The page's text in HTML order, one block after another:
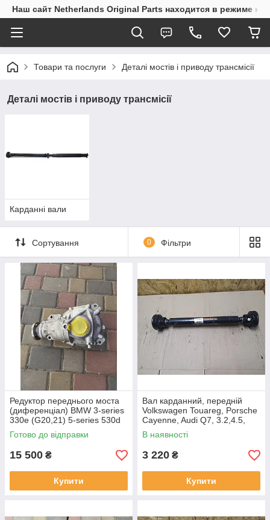
Наш сайт Netherlands Original Parts находится в режиме
Товари та послуги Деталі мостів і приводу трансмісії
Деталі мостів і приводу трансмісії
Карданні вали
Сортування 0 Фільтри
Редуктор переднього моста
(диференціал) BMW 3-series
330e (G20,21) 5-series 530d
(G30,31,38), 31517647386,
885470204, 2411040186
Готово до відправки
15 500 ₴
Купити
Вал карданний, передній
Volkswagen Touareg, Porsche
Cayenne, Audi Q7, 3.2,4.5,
7L0521101A
В наявності
3 220 ₴
Купити